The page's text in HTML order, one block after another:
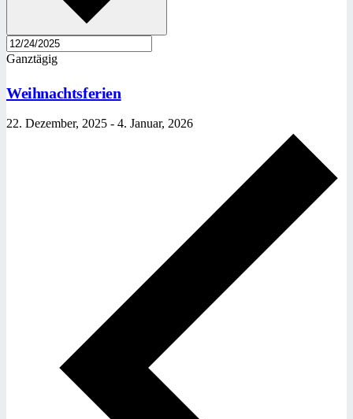
Ganztägig
Weihnachtsferien
22. Dezember, 2025 - 4. Januar, 2026